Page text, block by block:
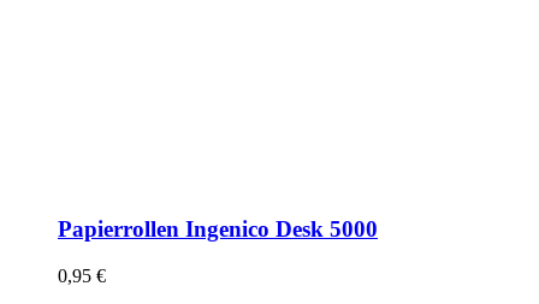
Papierrollen Ingenico Desk 5000
0,95 €